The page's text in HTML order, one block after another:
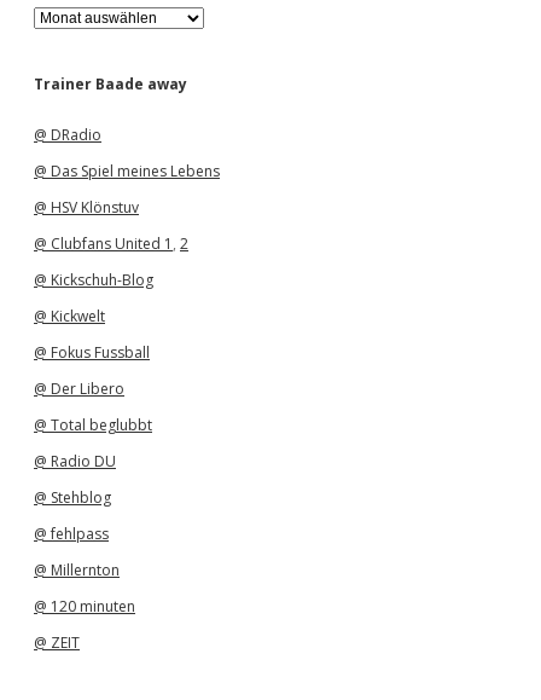
A
r
h
Trainer Baade away
@ DRadio
@ Das Spiel meines Lebens
@ HSV Klönstuv
@ Clubfans United 1 , 2
@ Kickschuh-Blog
@ Kickwelt
@ Fokus Fussball
@ Der Libero
@ Total beglubbt
@ Radio DU
@ Stehblog
@ fehlpass
@ Millernton
@ 120 minuten
@ ZEIT